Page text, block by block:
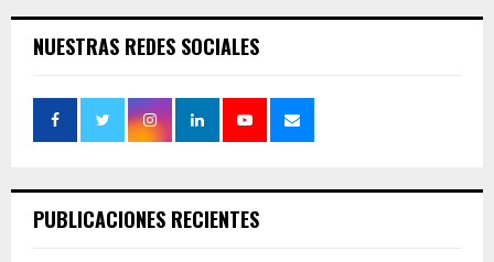
NUESTRAS REDES SOCIALES
PUBLICACIONES RECIENTES